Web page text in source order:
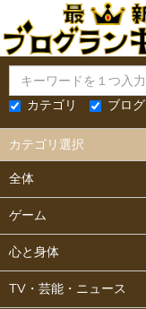
カテゴリ
ブログ
カテゴリ選択
全体
ゲーム
心と身体
TV・芸能・ニュース